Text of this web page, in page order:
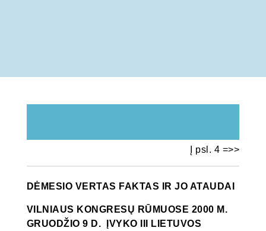
Į psl. 4 =>>
DĖMESIO VERTAS FAKTAS IR JO ATAUDAI
VILNIAUS KONGRESŲ RŪMUOSE 2000 M.
GRUODŽIO 9 D. ĮVYKO III LIETUVOS